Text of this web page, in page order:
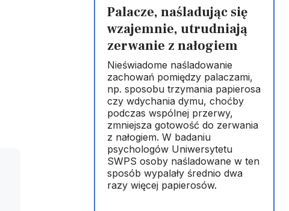
Palacze, naśladując się
wzajemnie, utrudniają
zerwanie z nałogiem
Nieświadome naśladowanie
zachowań pomiędzy palaczami,
np. sposobu trzymania papierosa
czy wdychania dymu, choćby
podczas wspólnej przerwy,
zmniejsza gotowość do zerwania
z nałogiem. W badaniu
psychologów Uniwersytetu
SWPS osoby naśladowane w ten
sposób wypalały średnio dwa
razy więcej papierosów.